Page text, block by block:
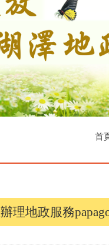
首
理地政服務